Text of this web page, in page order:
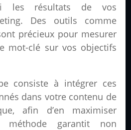
les résultats de vos
Des outils comme
précieux pour mesurer
mot-clé sur vos objectifs
consiste à intégrer ces
dans votre contenu de
afin d’en maximiser
méthode garantit non